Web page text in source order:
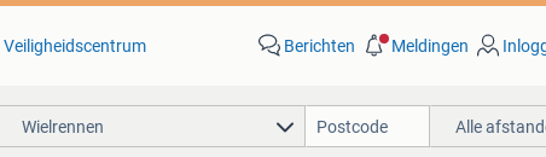
Veiligheidscentrum Berichten Meldingen
Wielrennen Alle